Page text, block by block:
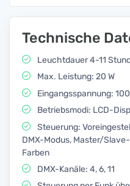
Technische
Leuchtdauer 4-11
Max. Leistung: 20 W
Eingangsspannung:
Betriebsmodi: LCD-
Steuerung:
DMX-Modus, Master/
Farben
DMX-Kanäle: 4, 6, 11